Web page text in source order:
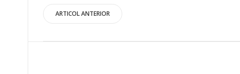
Post
navigation
ARTICOL ANTERIOR